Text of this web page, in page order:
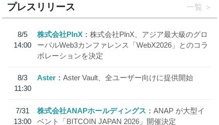
プレスリリース 一覧
8/5
14:00
株式会社PlnX
株式会社PlnX、アジア最大級のグロ
ーバルWeb3カンファレンス「WebX2026」とのコラ
ボレーションを決定
8/3
11:30
Aster Aster Vault、全ユーザー向けに提供開始
7/31
13:00
株式会社ANAPホールディングス
ANAP が大型イ
ベント「BITCOIN JAPAN 2026」開催決定